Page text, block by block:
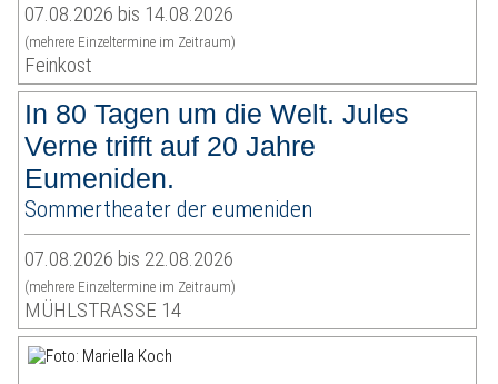
07.08.2026 bis 14.08.2026
(mehrere Einzeltermine im Zeitraum)
Feinkost
In 80 Tagen um die Welt. Jules
Verne trifft auf 20 Jahre
Eumeniden.
Sommertheater der eumeniden
07.08.2026 bis 22.08.2026
(mehrere Einzeltermine im Zeitraum)
MÜHLSTRASSE 14